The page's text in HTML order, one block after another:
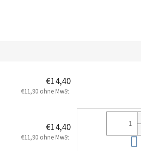
€14,40
€11,90 ohne MwSt.
€14,40
€11,90 ohne MwSt.